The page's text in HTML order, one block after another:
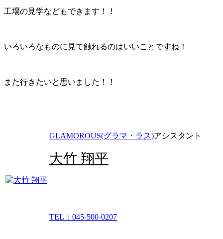
工場の見学などもできます！！
いろいろなものに見て触れるのはいいことですね！
また行きたいと思いました！！
GLAMOROUS(グラマ・ラス)アシスタント
大竹 翔平
TEL：045-500-0207